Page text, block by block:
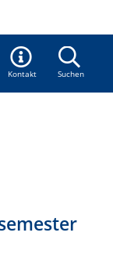
Kontakt Suchen